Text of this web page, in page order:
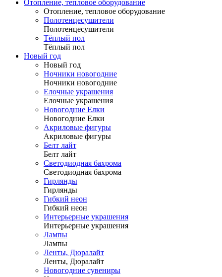
Отопление, тепловое оборудование
Отопление, тепловое оборудование
Полотенцесушители
Полотенцесушители
Тёплый пол
Тёплый пол
Новый год
Новый год
Ночники новогодние
Ночники новогодние
Елочные украшения
Елочные украшения
Новогодние Елки
Новогодние Елки
Акриловые фигуры
Акриловые фигуры
Белт лайт
Белт лайт
Светодиодная бахрома
Светодиодная бахрома
Гирлянды
Гирлянды
Гибкий неон
Гибкий неон
Интерьерные украшения
Интерьерные украшения
Лампы
Лампы
Ленты, Дюралайт
Ленты, Дюралайт
Новогодние сувениры